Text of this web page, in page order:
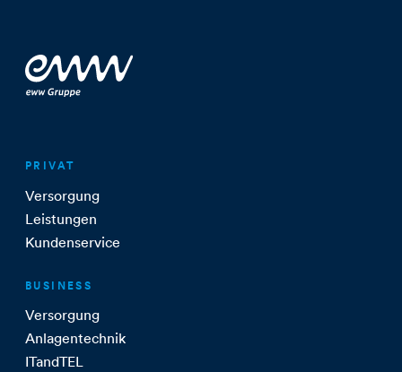
PRIVAT
Versorgung
Leistungen
Kundenservice
BUSINESS
Versorgung
Anlagentechnik
ITandTEL